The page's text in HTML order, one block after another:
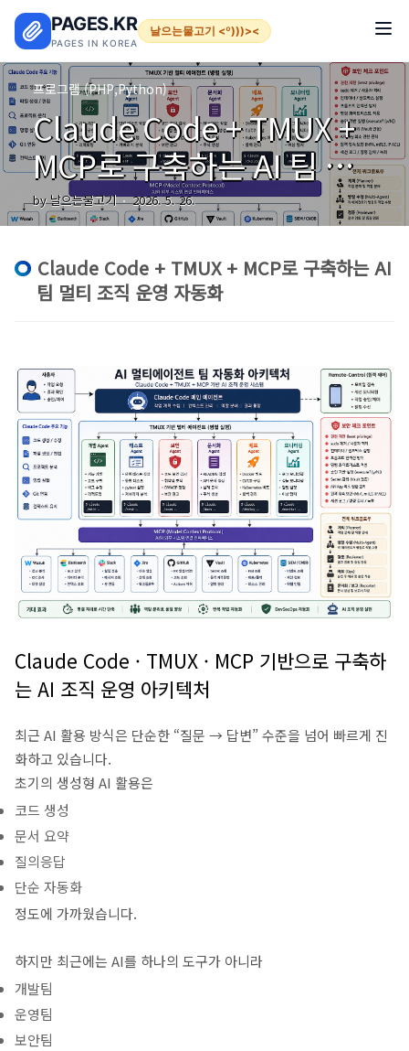
PAGES.KR
PAGES IN KOREA
날으는물고기 <º)))><
프로그램 (PHP,Python)
Claude Code + TMUX +
MCP로 구축하는 AI 팀 멀
티 조직 운영 자동화
by 날으는물고기 2026. 5. 26.
Claude Code + TMUX + MCP로 구축하는 AI
팀 멀티 조직 운영 자동화
Claude Code · TMUX · MCP 기반으로 구축하
는 AI 조직 운영 아키텍처
최근 AI 활용 방식은 단순한 “질문 → 답변” 수준을 넘어 빠르게 진
화하고 있습니다.
초기의 생성형 AI 활용은
코드 생성
문서 요약
질의응답
단순 자동화
정도에 가까웠습니다.
하지만 최근에는 AI를 하나의 도구가 아니라
개발팀
운영팀
보안팀